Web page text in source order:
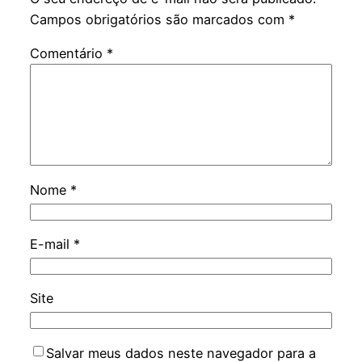
Campos obrigatórios são marcados com *
Comentário *
Nome *
E-mail *
Site
Salvar meus dados neste navegador para a